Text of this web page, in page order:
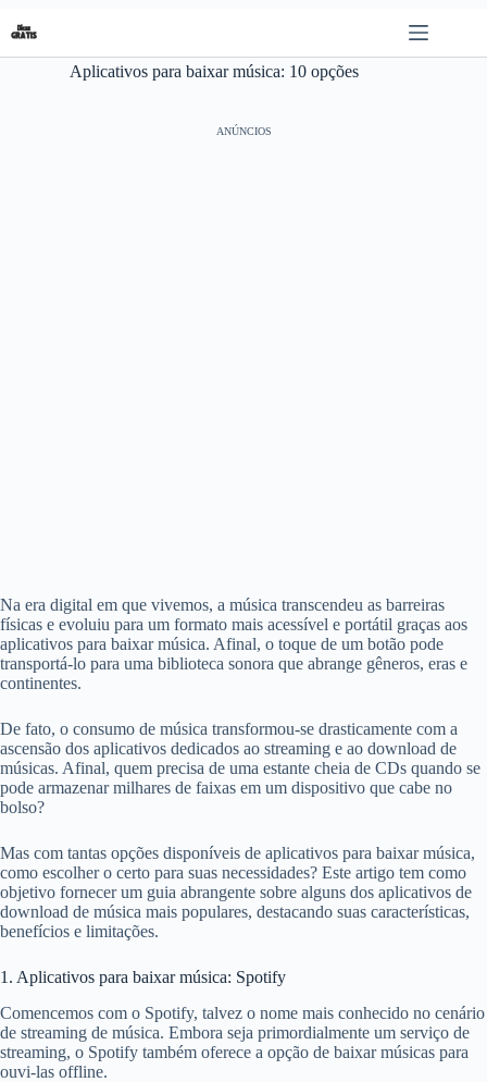
para
o
Aplicativos para baixar música: 10 opções
ANÚNCIOS
Na era digital em que vivemos, a música transcendeu as barreiras
físicas e evoluiu para um formato mais acessível e portátil graças aos
aplicativos para baixar música. Afinal, o toque de um botão pode
transportá-lo para uma biblioteca sonora que abrange gêneros, eras e
continentes.
De fato, o consumo de música transformou-se drasticamente com a
ascensão dos aplicativos dedicados ao streaming e ao download de
músicas. Afinal, quem precisa de uma estante cheia de CDs quando se
pode armazenar milhares de faixas em um dispositivo que cabe no
bolso?
Mas com tantas opções disponíveis de aplicativos para baixar música,
como escolher o certo para suas necessidades? Este artigo tem como
objetivo fornecer um guia abrangente sobre alguns dos aplicativos de
download de música mais populares, destacando suas características,
benefícios e limitações.
1. Aplicativos para baixar música: Spotify
Comencemos com o Spotify, talvez o nome mais conhecido no cenário
de streaming de música. Embora seja primordialmente um serviço de
streaming, o Spotify também oferece a opção de baixar músicas para
ouvi-las offline.